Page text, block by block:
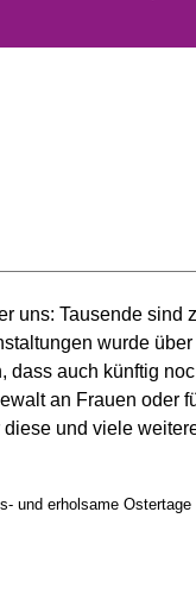
uns: Tausende sind
wurde
dass auch künftig
an Frauen oder
und viele
und erholsame Ostertage